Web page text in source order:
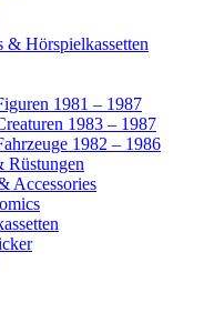
& Hörspielkassetten
1981 – 1987
1983 – 1987
1982 – 1986
Rüstungen
Accessories